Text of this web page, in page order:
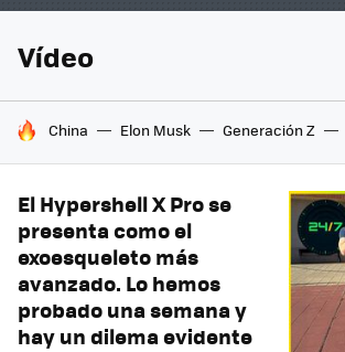
Vídeo
HOY SE HABLA DE
China Elon Musk Generación Z
El Hypershell X Pro se
presenta como el
exoesqueleto más
avanzado. Lo hemos
probado una semana y
hay un dilema evidente